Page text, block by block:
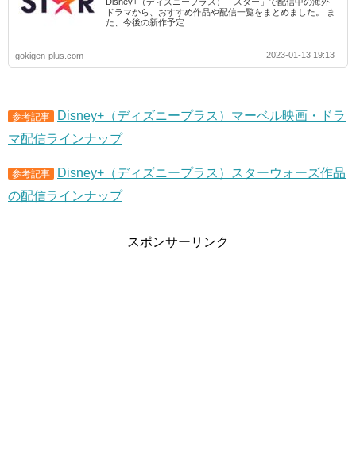
ドラマから、おすすめ作品や配信一覧をまとめました。 ま
た、今後の新作予定...
gokigen-plus.com 2023-01-13 19:13
参考記事
Disney+（ディズニープラス）マーベル映画・ドラ
マ配信ラインナップ
参考記事
Disney+（ディズニープラス）スターウォーズ作品
の配信ラインナップ
スポンサーリンク